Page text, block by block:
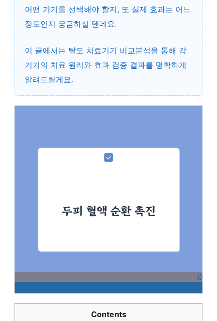
어떤 기기를 선택해야 할지, 또 실제 효과는 어느
정도인지 궁금하실 텐데요.
이 글에서는 탈모 치료기기 비교분석을 통해 각
기기의 치료 원리와 효과 검증 결과를 명확하게
알려드릴게요.
Contents